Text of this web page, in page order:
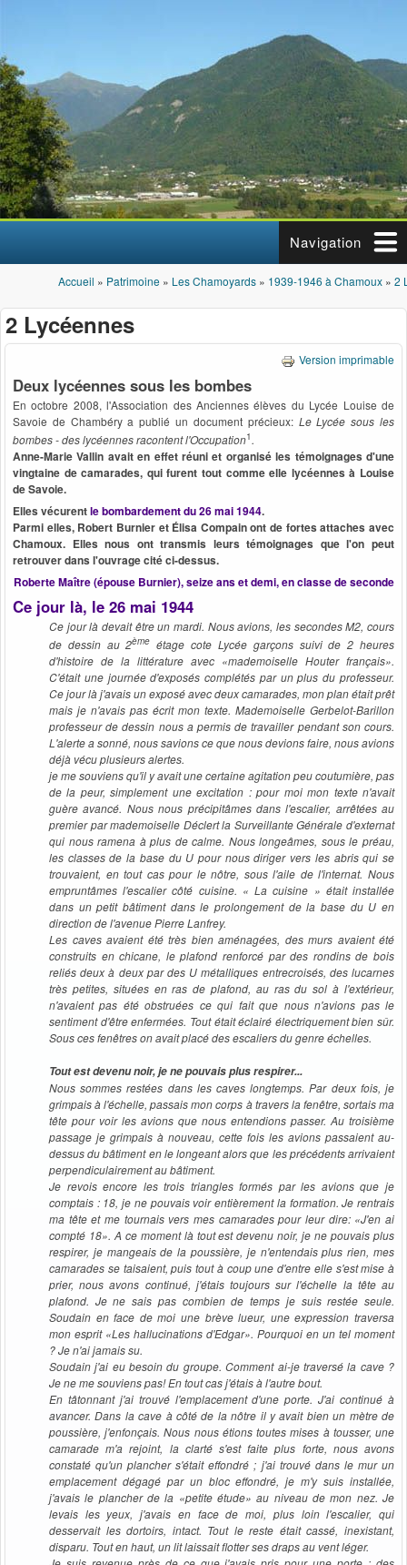
Navigation
Vous êtes ici
Accueil » Patrimoine » Les Chamoyards » 1939-1946 à Chamoux » 2
2 Lycéennes
Version imprimable
Deux lycéennes sous les bombes
En octobre 2008, l'Association des Anciennes élèves du Lycée Louise de
Savoie de Chambéry a publié un document précieux: Le Lycée sous les
bombes - des lycéennes racontent l'Occupation1 .
Anne-Marie Vallin avait en effet réuni et organisé les témoignages d'une
vingtaine de camarades, qui furent tout comme elle lycéennes à Louise
de Savoie.
Elles vécurentle bombardement du 26 mai 1944.
Parmi elles, Robert Burnier et Élisa Compain ont de fortes attaches avec
Chamoux. Elles nous ont transmis leurs témoignages que l'on peut
retrouver dans l'ouvrage cité ci-dessus.
Roberte Maître (épouse Burnier), seize ans et demi, en classe de seconde
Ce jour là, le 26 mai 1944
Ce jour là devait être un mardi. Nous avions, les secondes M2, cours
de dessin au 2ème étage cote Lycée garçons suivi de 2 heures
d'histoire de la littérature avec «mademoiselle Houter français».
C'était une journée d'exposés complétés par un plus du professeur.
Ce jour là j'avais un exposé avec deux camarades, mon plan était prêt
mais je n'avais pas écrit mon texte. Mademoiselle Gerbelot-Barillon
professeur de dessin nous a permis de travailler pendant son cours.
L'alerte a sonné, nous savions ce que nous devions faire, nous avions
déjà vécu plusieurs alertes.
je me souviens qu'il y avait une certaine agitation peu coutumière, pas
de la peur, simplement une excitation : pour moi mon texte n'avait
guère avancé. Nous nous précipitâmes dans l'escalier, arrêtées au
premier par mademoiselle Déclert la Surveillante Générale d'externat
qui nous ramena à plus de calme. Nous longeâmes, sous le préau,
les classes de la base du U pour nous diriger vers les abris qui se
trouvaient, en tout cas pour le nôtre, sous l'aile de l'internat. Nous
empruntâmes l'escalier côté cuisine. « La cuisine » était installée
dans un petit bâtiment dans le prolongement de la base du U en
direction de l'avenue Pierre Lanfrey.
Les caves avaient été très bien aménagées, des murs avaient été
construits en chicane, le plafond renforcé par des rondins de bois
reliés deux à deux par des U métalliques entrecroisés, des lucarnes
très petites, situées en ras de plafond, au ras du sol à l'extérieur,
n'avaient pas été obstruées ce qui fait que nous n'avions pas le
sentiment d'être enfermées. Tout était éclairé électriquement bien sûr.
Sous ces fenêtres on avait placé des escaliers du genre échelles.
Tout est devenu noir, je ne pouvais plus respirer...
Nous sommes restées dans les caves longtemps. Par deux fois, je
grimpais à l'échelle, passais mon corps à travers la fenêtre, sortais ma
tête pour voir les avions que nous entendions passer. Au troisième
passage je grimpais à nouveau, cette fois les avions passaient au-
dessus du bâtiment en le longeant alors que les précédents arrivaient
perpendiculairement au bâtiment.
Je revois encore les trois triangles formés par les avions que je
comptais : 18, je ne pouvais voir entièrement la formation. Je rentrais
ma tête et me tournais vers mes camarades pour leur dire: «J'en ai
compté 18». A ce moment là tout est devenu noir, je ne pouvais plus
respirer, je mangeais de la poussière, je n'entendais plus rien, mes
camarades se taisaient, puis tout à coup une d'entre elle s'est mise à
prier, nous avons continué, j'étais toujours sur l'échelle la tête au
plafond. Je ne sais pas combien de temps je suis restée seule.
Soudain en face de moi une brève lueur, une expression traversa
mon esprit «Les hallucinations d'Edgar». Pourquoi en un tel moment
? Je n'ai jamais su.
Soudain j'ai eu besoin du groupe. Comment ai-je traversé la cave ?
Je ne me souviens pas! En tout cas j'étais à l'autre bout.
En tâtonnant j'ai trouvé l'emplacement d'une porte. J'ai continué à
avancer. Dans la cave à côté de la nôtre il y avait bien un mètre de
poussière, j'enfonçais. Nous nous étions toutes mises à tousser, une
camarade m'a rejoint, la clarté s'est faite plus forte, nous avons
constaté qu'un plancher s'était effondré ; j'ai trouvé dans le mur un
emplacement dégagé par un bloc effondré, je m'y suis installée,
j'avais le plancher de la «petite étude» au niveau de mon nez. Je
levais les yeux, j'avais en face de moi, plus loin l'escalier, qui
desservait les dortoirs, intact. Tout le reste était cassé, inexistant,
disparu. Tout en haut, un lit laissait flotter ses draps au vent léger.